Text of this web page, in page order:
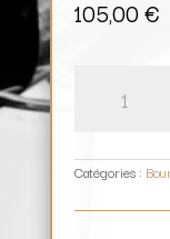
105,00€
Chambertin
Charlopin
Catégories :